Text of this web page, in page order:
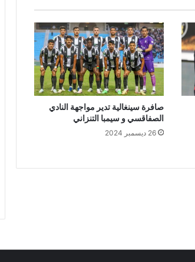
صافرة سينغالية تدير مواجهة النادي
الصفاقسي و سيمبا التنزاني
26 ديسمبر 2024